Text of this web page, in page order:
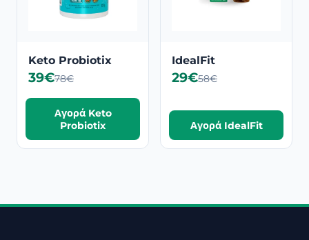
Keto Probiotix
39€78€
Αγορά Keto
Probiotix
IdealFit
29€58€
Αγορά IdealFit